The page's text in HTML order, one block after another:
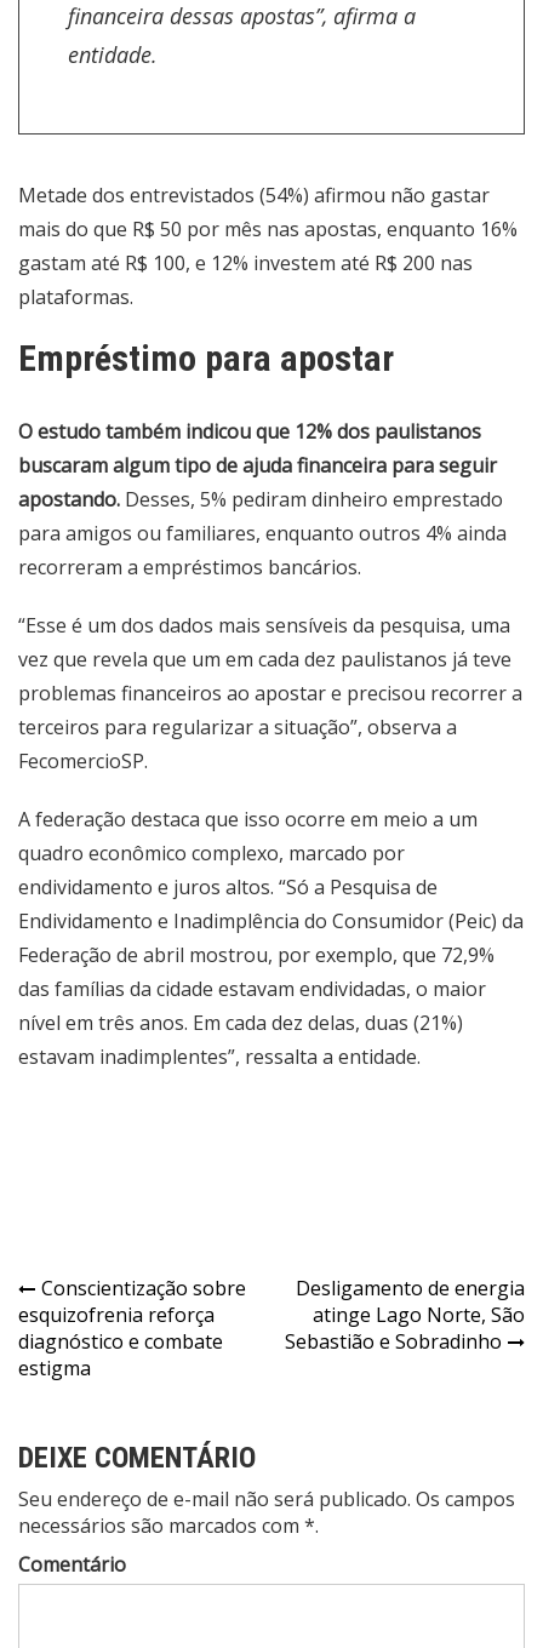
financeira dessas apostas”, afirma a
entidade.
Metade dos entrevistados (54%) afirmou não gastar
mais do que R$ 50 por mês nas apostas, enquanto 16%
gastam até R$ 100, e 12% investem até R$ 200 nas
plataformas.
Empréstimo para apostar
O estudo também indicou que 12% dos paulistanos
buscaram algum tipo de ajuda financeira para seguir
apostando. Desses, 5% pediram dinheiro emprestado
para amigos ou familiares, enquanto outros 4% ainda
recorreram a empréstimos bancários.
“Esse é um dos dados mais sensíveis da pesquisa, uma
vez que revela que um em cada dez paulistanos já teve
problemas financeiros ao apostar e precisou recorrer a
terceiros para regularizar a situação”, observa a
FecomercioSP.
A federação destaca que isso ocorre em meio a um
quadro econômico complexo, marcado por
endividamento e juros altos. “Só a Pesquisa de
Endividamento e Inadimplência do Consumidor (Peic) da
Federação de abril mostrou, por exemplo, que 72,9%
das famílias da cidade estavam endividadas, o maior
nível em três anos. Em cada dez delas, duas (21%)
estavam inadimplentes”, ressalta a entidade.
Navegação
de
Post
Conscientização sobre
esquizofrenia reforça
diagnóstico e combate
estigma
Desligamento de energia
atinge Lago Norte, São
Sebastião e Sobradinho
DEIXE COMENTÁRIO
Seu endereço de e-mail não será publicado. Os campos
necessários são marcados com *.
Comentário